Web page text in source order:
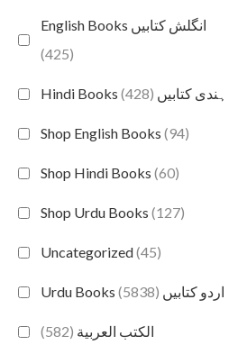
English Books انگلش کتابیں
(425)
Hindi Books ہندی کتابیں (428)
Shop English Books (94)
Shop Hindi Books (60)
Shop Urdu Books (127)
Uncategorized(45)
Urdu Books اردو کتابیں (5838)
الكتب العربية (582)